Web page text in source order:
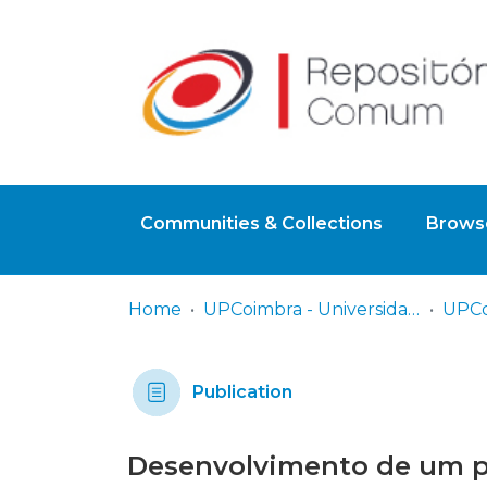
Communities & Collections
Home UPCoimbra - Universidade Politécnica de Coimbra
Publication
Desenvolvimento de um